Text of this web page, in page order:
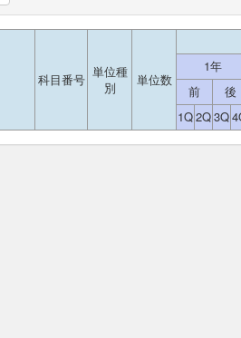
科目番号 単位種
別
単位数
1年
前
後
1Q2Q3Q